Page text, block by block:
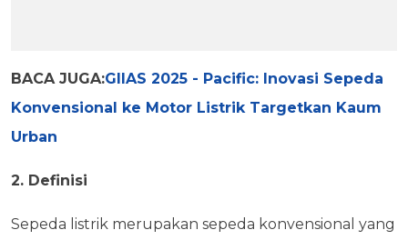
BACA JUGA:GIIAS 2025 - Pacific: Inovasi Sepeda
Konvensional ke Motor Listrik Targetkan Kaum
Urban
2. Definisi
Sepeda listrik merupakan sepeda konvensional yang